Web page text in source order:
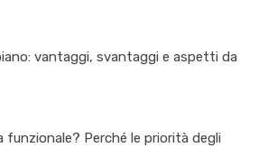
vantaggi, svantaggi e aspetti da
funzionale? Perché le priorità degli